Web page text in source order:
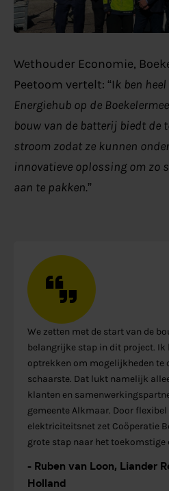
Wethouder Economie,
Peetoom vertelt: “Ik ben
Energiehub op de
bouw van de batterij biedt de
stroom zodat ze kunnen
innovatieve oplossing om zo
aan te pakken.”
We zetten met de start van de
belangrijke stap in dit project. Ik
optrekken om mogelijkheden te
schaarste. Dat lukt namelijk
klanten en
gemeente Alkmaar. Door
elektriciteitsnet zet Coöperatie
grote stap naar het toekomstige
- Ruben van Loon, Liander
Holland